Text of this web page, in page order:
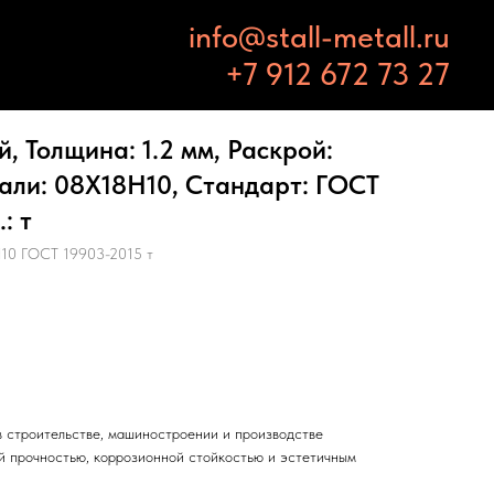
info@stall-metall.ru
+7 912 672 73 27
Толщина: 1.2 мм, Раскрой:
08Х18Н10, Стандарт: ГОСТ
т
ГОСТ 19903-2015 т
машиностроении и производстве
прочностью, коррозионной стойкостью и эстетичным